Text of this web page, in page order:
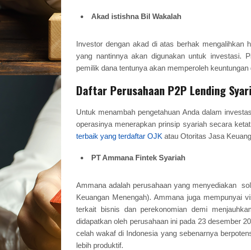
Akad istishna Bil Wakalah
Investor dengan akad di atas berhak mengalihkan
yang nantinnya akan digunakan untuk investasi.
pemilik dana tentunya akan memperoleh
Daftar Perusahaan P2P Lending
Untuk menambah pengetahuan Anda dalam
operasinya menerapkan prinsip syariah secara
terbaik yang terdaftar OJK atau Otoritas Jasa
PT Ammana Fintek Syariah
Ammana adalah perusahaan yang menyediakan
Keuangan Menengah). Ammana juga mempunyai
terkait bisnis dan perekonomian demi
didapatkan oleh perusahaan ini pada 23 desember
celah wakaf di Indonesia yang sebenarnya
lebih produktif.